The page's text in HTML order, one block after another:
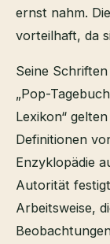
ernst nahm.
vorteilhaft, da
Seine
„Pop-
Lexikon“
Definitionen
Enzyklopädie
Autorität
Arbeitsweise,